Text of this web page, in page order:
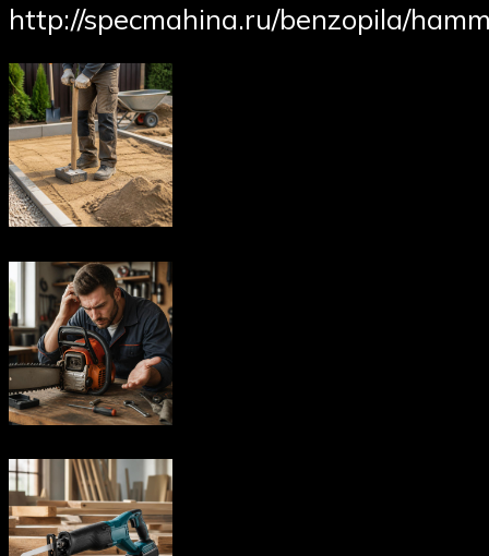
http://specmahina.ru/benzopila/